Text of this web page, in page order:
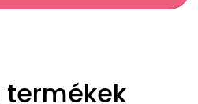
termékek